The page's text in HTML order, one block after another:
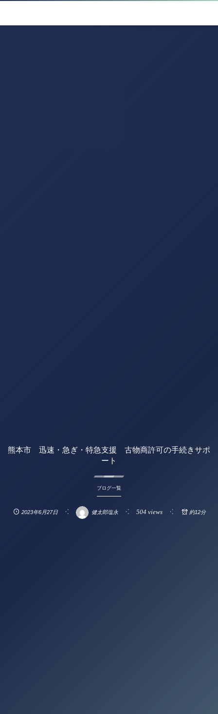
熊本市 迅速・急ぎ・特急支援 古物商許可の手続きサポ
ート
ブログ一覧
2023年6月27日 健太郎塩永 504 views 約12分